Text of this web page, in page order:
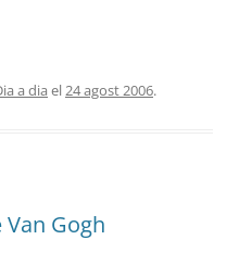
a dia el24 agost 2006.
Gogh